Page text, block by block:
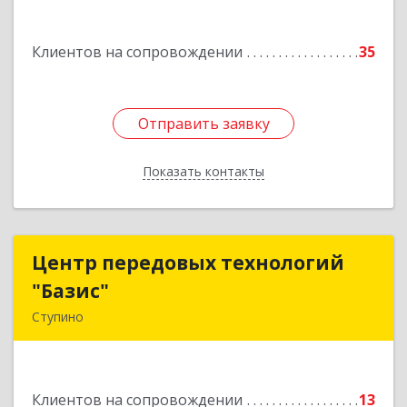
Клиентов на сопровождении 35
Отправить заявку
Показать контакты
Отправить заявку
Назад
Центр передовых технологий
"Базис"
Ступино
Клиентов на сопровождении
13
Центр передовых технологий
Подробнее